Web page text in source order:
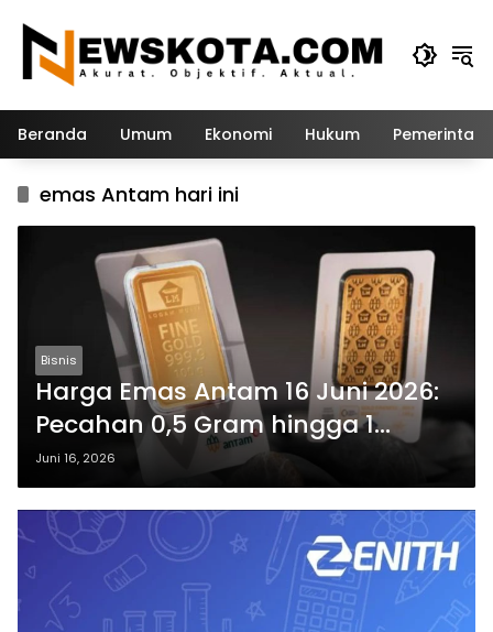
konten
Beranda Umum Ekonomi Hukum
emas Antam hari ini
Bisnis
Harga Emas Antam 16 Juni 2026:
Pecahan 0,5 Gram hingga 1
Kilogram Tak Berubah
Juni 16, 2026